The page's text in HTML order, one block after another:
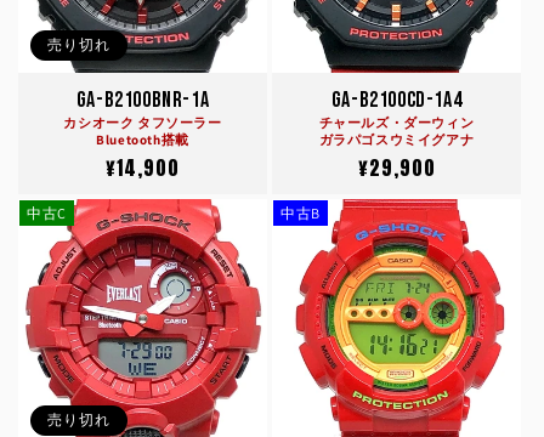
売り切れ
GA-B2100BNR-1A
カシオーク タフソーラー
Bluetooth搭載
通
常
価
格
¥14,900
GA-B2100CD-1A4
チャールズ・ダーウィン
ガラパゴスウミイグアナ
通
常
価
格
¥29,900
売り切れ
中古C 中古B